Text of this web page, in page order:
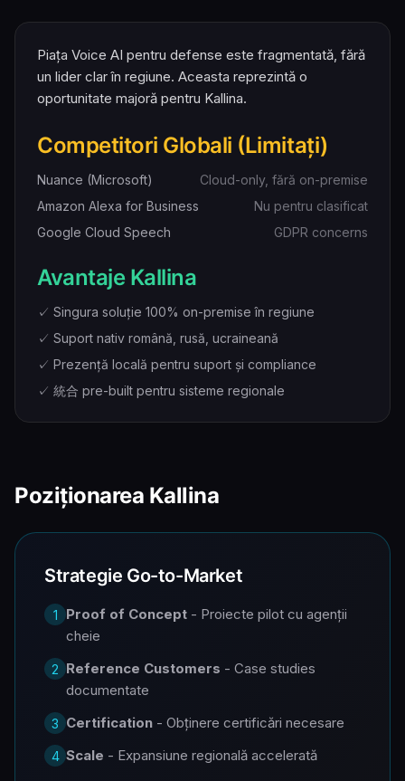
Piața Voice AI pentru defense este fragmentată, fără
un lider clar în regiune. Aceasta reprezintă o
oportunitate majoră pentru Kallina.
Competitori Globali (Limitați)
Nuance (Microsoft)
Cloud-only, fără on-premise
Amazon Alexa for Business
Nu pentru clasificat
Google Cloud Speech
GDPR concerns
Avantaje Kallina
✓ Singura soluție 100% on-premise în regiune
✓ Suport nativ română, rusă, ucraineană
✓ Prezență locală pentru suport și compliance
✓ 統合 pre-built pentru sisteme regionale
Poziționarea Kallina
Strategie Go-to-Market
1 Proof of Concept - Proiecte pilot cu agenții
cheie
2 Reference Customers - Case studies
documentate
3 Certification - Obținere certificări necesare
4 Scale - Expansiune regională accelerată